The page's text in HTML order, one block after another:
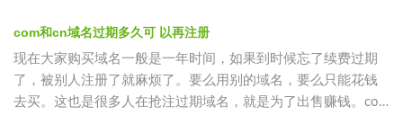
com和cn域名过期多久可 以再注册
现在大家购买域名一般是一年时间，如果到时候忘了续费过期
了，被别人注册了就麻烦了。要么用别的域名，要么只能花钱
去买。这也是很多人在抢注过期域名，就是为了出售赚钱。com